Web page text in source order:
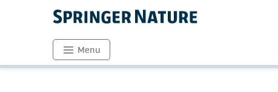
Menu